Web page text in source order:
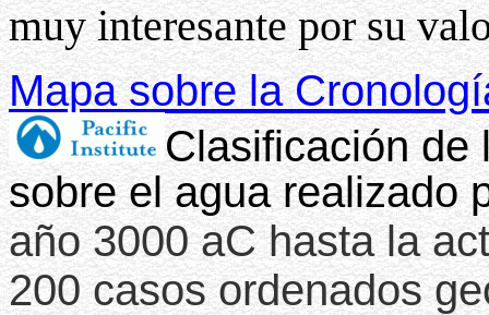
muy interesante por su
Mapa sobre la
Clasificación de
sobre el agua realizado
año 3000 aC hasta la
200 casos ordenados